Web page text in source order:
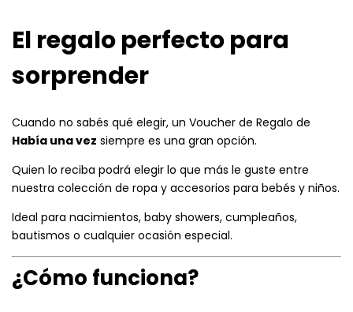
El regalo perfecto para
sorprender
Cuando no sabés qué elegir, un Voucher de Regalo de
Había una vez siempre es una gran opción.
Quien lo reciba podrá elegir lo que más le guste entre
nuestra colección de ropa y accesorios para bebés y niños.
Ideal para nacimientos, baby showers, cumpleaños,
bautismos o cualquier ocasión especial.
¿Cómo funciona?